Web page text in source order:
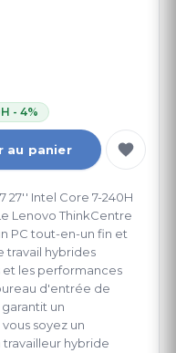
au panier
- 4%
27'' Intel Core 7-240H
Lenovo ThinkCentre
PC tout-en-un fin et
travail hybrides
les performances
d'entrée de
un
soyez un
hybride